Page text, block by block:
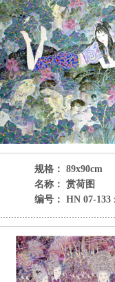
规格： 89x90cm
名称： 赏荷图
编号： HN 07-133